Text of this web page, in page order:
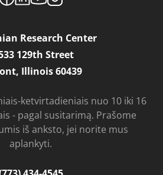
Research Center
129th Street
Illinois 60439
ketvirtadieniais nuo 10 iki 16
- pagal susitarimą. Prašome
iš anksto, jei norite mus
aplankyti.